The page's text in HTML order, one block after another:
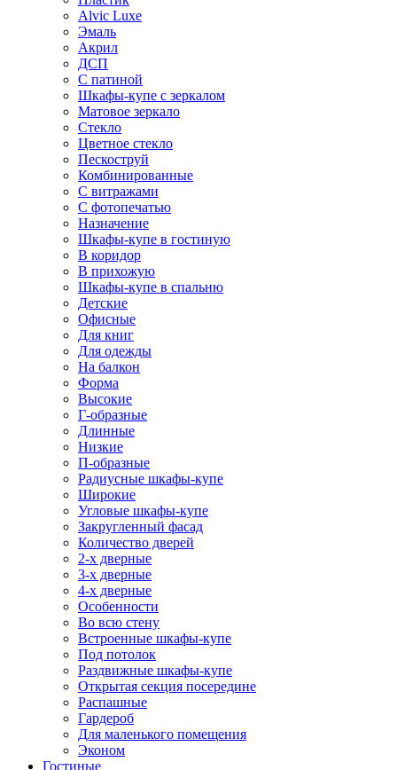
Alvic Luxe
Эмаль
Акрил
ДСП
С патиной
Шкафы-купе с зеркалом
Матовое зеркало
Стекло
Цветное стекло
Пескоструй
Комбинированные
С витражами
С фотопечатью
Назначение
Шкафы-купе в гостиную
В коридор
В прихожую
Шкафы-купе в спальню
Детские
Офисные
Для книг
Для одежды
На балкон
Форма
Высокие
Г-образные
Длинные
Низкие
П-образные
Радиусные шкафы-купе
Широкие
Угловые шкафы-купе
Закругленный фасад
Количество дверей
2-х дверные
3-х дверные
4-х дверные
Особенности
Во всю стену
Встроенные шкафы-купе
Под потолок
Раздвижные шкафы-купе
Открытая секция посередине
Распашные
Гардероб
Для маленького помещения
Эконом
Гостиные